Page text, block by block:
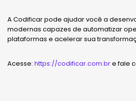
A Codificar pode ajudar você a
modernas capazes de automatizar
plataformas e acelerar sua
Acesse: https://codificar.com.bre fale